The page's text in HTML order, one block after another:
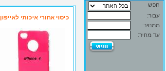
כיסוי אחורי איכותי לאייפון 4